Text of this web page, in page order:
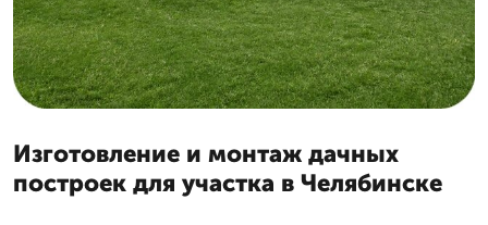
Изготовление и монтаж дачных
построек для участка в Челябинске